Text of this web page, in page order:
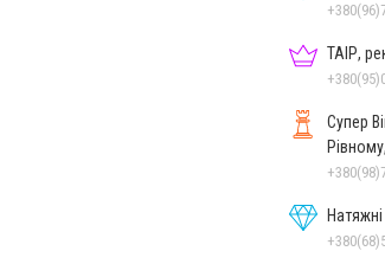
ТАІР,
Супер